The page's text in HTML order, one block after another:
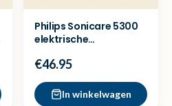
Philips Sonicare 5300
elektrische
€46.95
In winkelwagen